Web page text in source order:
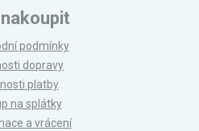
podmínky
dopravy
platby
na splátky
a vrácení